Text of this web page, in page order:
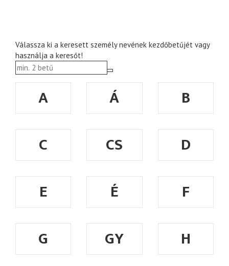
Válassza ki a keresett személy nevének kezdőbetűjét vagy
használja a keresőt!
A Á
B
C
CS
D
E
É
F
G
GY H